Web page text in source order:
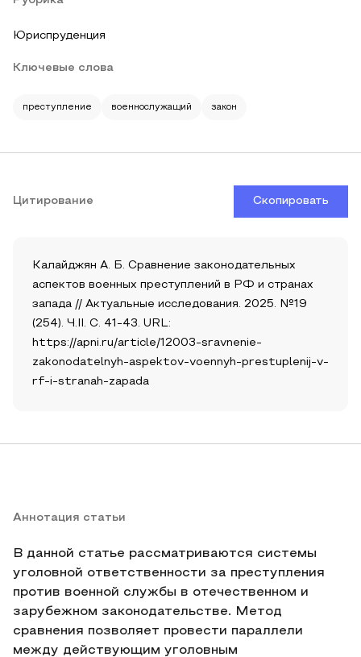
Юриспруденция
Ключевые слова
преступление военнослужащий закон
Цитирование Скопировать
Калайджян А. Б. Сравнение законодательных
аспектов военных преступлений в РФ и странах
запада // Актуальные исследования. 2025. №19
(254). Ч.II. С. 41-43. URL:
https://apni.ru/article/12003-sravnenie-
zakonodatelnyh-aspektov-voennyh-prestuplenij-v-
rf-i-stranah-zapada
Аннотация статьи
В данной статье рассматриваются системы
уголовной ответственности за преступления
против военной службы в отечественном и
зарубежном законодательстве. Метод
сравнения позволяет провести параллели
между действующим уголовным